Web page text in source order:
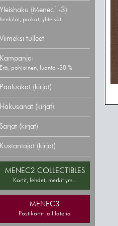
Yleishaku (Menec1-3)
henkilöt, paikat, yhteisöt
Viimeksi tulleet
Kampanja:
Erä, pohjoinen, luonto -30 %
Pääluokat (kirjat)
Hakusanat (kirjat)
Sarjat (kirjat)
Kustantajat (kirjat)
MENEC2 COLLECTIBLES
Kortit, lehdet, merkit ym...
MENEC3
Postikortit ja filatelia